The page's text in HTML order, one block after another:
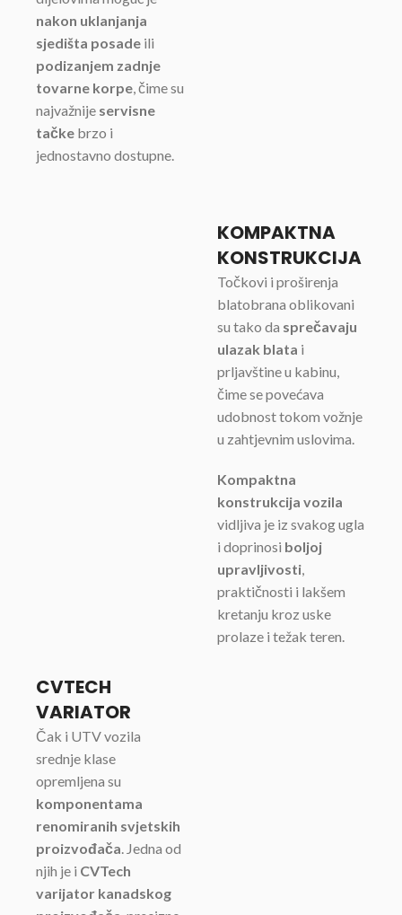
nakon uklanjanja
sjedišta posade ili
podizanjem zadnje
tovarne korpe , čime su
najvažnije servisne
tačke brzo i
jednostavno dostupne.
KOMPAKTNA
KONSTRUKCIJA
Točkovi i proširenja
blatobrana oblikovani
su tako da sprečavaju
ulazak blata i
prljavštine u kabinu,
čime se povećava
udobnost tokom vožnje
u zahtjevnim uslovima.
Kompaktna
konstrukcija vozila
vidljiva je iz svakog ugla
i doprinosi boljoj
upravljivosti
praktičnosti i lakšem
kretanju kroz uske
prolaze i težak teren.
CVTECH
VARIATOR
Čak i UTV vozila
srednje klase
opremljena su
komponentama
renomiranih svjetskih
proizvođača . Jedna od
njih je i CVTech
varijator kanadskog